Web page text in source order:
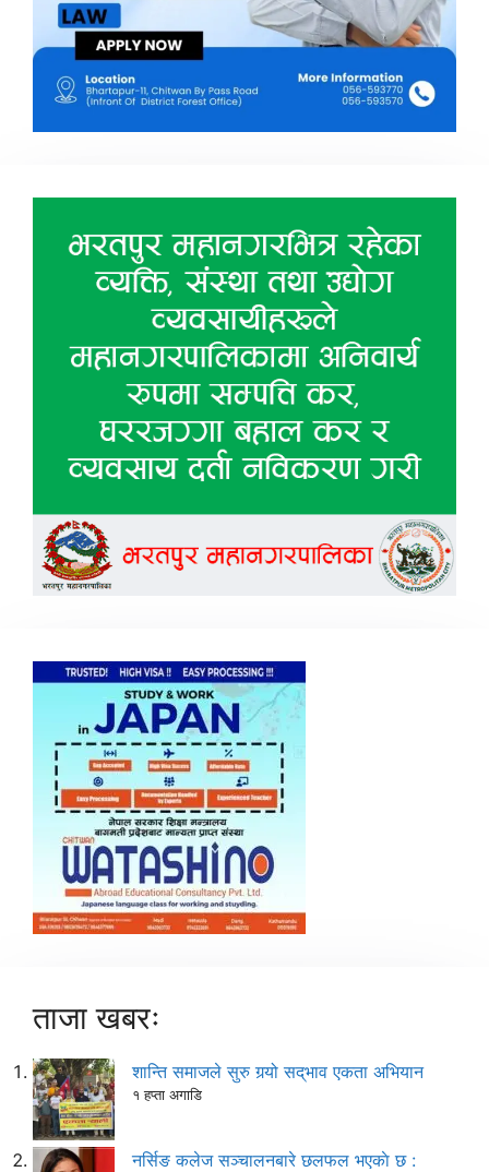
ताजा खबरः
शान्ति समाजले सुरु गर्‍यो सद्‌भाव एकता अभियान
१ हप्ता अगाडि
नर्सिङ कलेज सञ्चालनबारे छलफल भएकाे छ :